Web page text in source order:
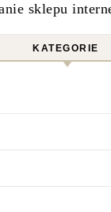
sklepu
KATEGORIE